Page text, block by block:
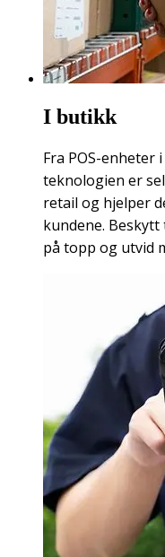
I butikk
Fra POS-
teknologien er
retail og hjelper
kundene.
på topp og utvid